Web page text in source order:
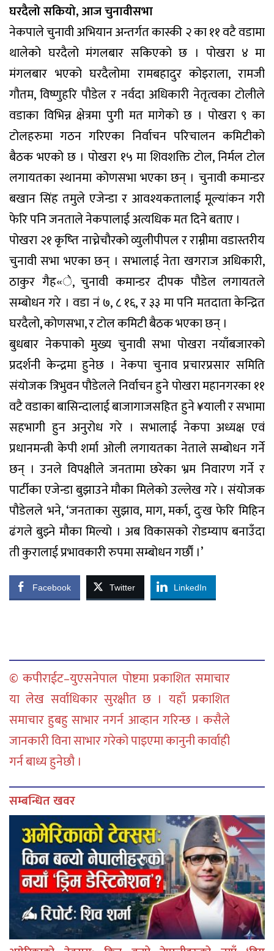
घरदैलो सकियो, आज चुनावीसभा
नेकपाले चुनावी अभियान अन्तर्गत कास्की २ का ११ वटै वडामा
थालेको घरदैलो मंगलबार सकिएको छ । पोखरा ४ मा
मंगलबार भएको घरदैलोमा रामबहादुर कोइराला, रामजी
गौतम, विष्णुहरि पौडेल र नर्वदा अधिकारी नेतृत्वका टोलीले
वडाका विभिन्न क्षेत्रमा पुगी मत मागेको छ । पोखरा ९ का
टोलहरुमा गठन गरिएका निर्वाचन परिचालन कमिटीको
बैठक भएको छ । पोखरा १५ मा शिवशक्ति टोल, निर्मल टोल
लगायतका स्थानमा कोणसभा भएका छन् । चुनावी कमान्डर
बखान सिंह तमुले एजेन्डा र आवश्यकतालाई मूल्यांकन गरी
फेरि पनि जनताले नेकपालाई अत्यधिक मत दिने बताए ।
पोखरा २१ कृष्ति नाच्नेचौरको व्युलीपीपल र राम्नीमा वडास्तरीय
चुनावी सभा भएका छन् । सभालाई नेता खगराज अधिकारी,
ठाकुर गैह«े, चुनावी कमान्डर दीपक पौडेल लगायतले
सम्बोधन गरे । वडा नं ७, ८ १६, र ३३ मा पनि मतदाता केन्द्रित
घरदैलो, कोणसभा, र टोल कमिटी बैठक भएका छन् ।
बुधबार नेकपाको मुख्य चुनावी सभा पोखरा नयाँबजारको
प्रदर्शनी केन्द्रमा हुनेछ । नेकपा चुनाव प्रचारप्रसार समिति
संयोजक त्रिभुवन पौडेलले निर्वाचन हुने पोखरा महानगरका ११
वटै वडाका बासिन्दालाई बाजागाजसहित हुने ¥याली र सभामा
सहभागी हुन अनुरोध गरे । सभालाई नेकपा अध्यक्ष एवं
प्रधानमन्त्री केपी शर्मा ओली लगायतका नेताले सम्बोधन गर्ने
छन् । उनले विपक्षीले जनतामा छरेका भ्रम निवारण गर्ने र
पार्टीका एजेन्डा बुझाउने मौका मिलेको उल्लेख गरे । संयोजक
पौडेलले भने, ‘जनताका सुझाव, माग, मर्का, दुःख फेरि मिहिन
ढंगले बुझ्ने मौका मिल्यो । अब विकासको रोडम्याप बनाउँदा
ती कुरालाई प्रभावकारी रुपमा सम्बोधन गर्छाैं ।’
Facebook Twitter LinkedIn
© कपीराईट–युएसनेपाल पोष्टमा प्रकाशित समाचार
या लेख सर्वाधिकार सुरक्षीत छ । यहाँ प्रकाशित
समाचार हुबहु साभार नगर्न आव्हान गरिन्छ । कसैले
जानकारी विना साभार गरेको पाइएमा कानुनी कार्वाही
गर्न बाध्य हुनेछौ ।
सम्बन्धित खवर